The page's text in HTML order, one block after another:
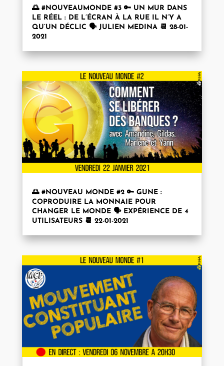
🌅 #NOUVEAUMONDE #3 🔑 UN MUR DANS
LE RÉEL : DE L’ÉCRAN À LA RUE IL N’Y A
QU’UN DÉCLIC 🗣 JULIEN MEDINA 📆 28-01-
2021
🌅 #NOUVEAU MONDE #2 🔑 GUNE :
COPRODUIRE LA MONNAIE POUR
CHANGER LE MONDE 🗣 EXPÉRIENCE DE 4
UTILISATEURS 📆 22-01-2021